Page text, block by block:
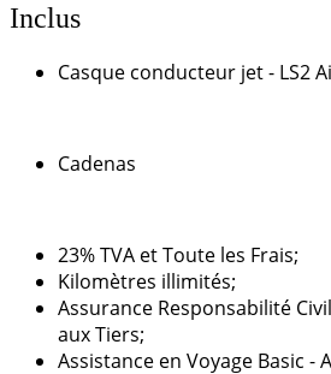
Inclus
Casque conducteur jet - LS2
Cadenas
23% TVA et Toute les Frais;
Kilomètres illimités;
Assurance Responsabilité
aux Tiers;
Assistance en Voyage Basic -